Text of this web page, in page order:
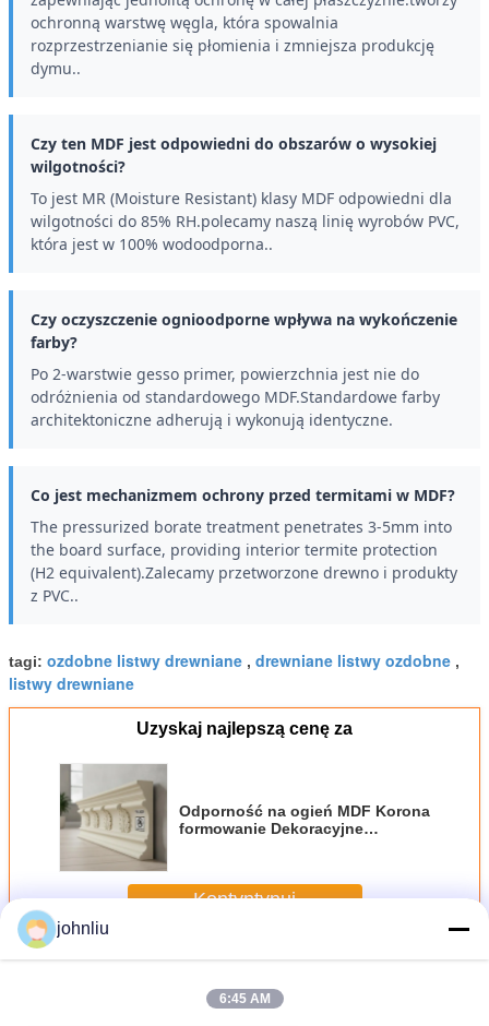
ochronną warstwę węgla, która spowalnia
rozprzestrzenianie się płomienia i zmniejsza produkcję
dymu..
Czy ten MDF jest odpowiedni do obszarów o wysokiej
wilgotności?
To jest MR (Moisture Resistant) klasy MDF odpowiedni dla
wilgotności do 85% RH.polecamy naszą linię wyrobów PVC,
która jest w 100% wodoodporna..
Czy oczyszczenie ognioodporne wpływa na wykończenie
farby?
Po 2-warstwie gesso primer, powierzchnia jest nie do
odróżnienia od standardowego MDF.Standardowe farby
architektoniczne adherują i wykonują identyczne.
Co jest mechanizmem ochrony przed termitami w MDF?
The pressurized borate treatment penetrates 3-5mm into
the board surface, providing interior termite protection
(H2 equivalent).Zalecamy przetworzone drewno i produkty
z PVC..
tagi: ozdobne listwy drewniane , drewniane listwy ozdobne ,
listwy drewniane
Uzyskaj najlepszą cenę za
Odporność na ogień MDF Korona
formowanie Dekoracyjne
Kontyntynuj
JeszczeDekoracyjne drewniane listwy
johnliu
6:45 AM